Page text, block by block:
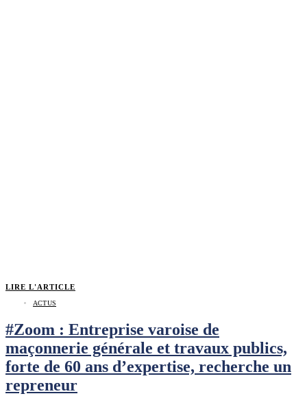
LIRE L'ARTICLE
ACTUS
#Zoom : Entreprise varoise de
maçonnerie générale et travaux publics,
forte de 60 ans d’expertise, recherche un
repreneur